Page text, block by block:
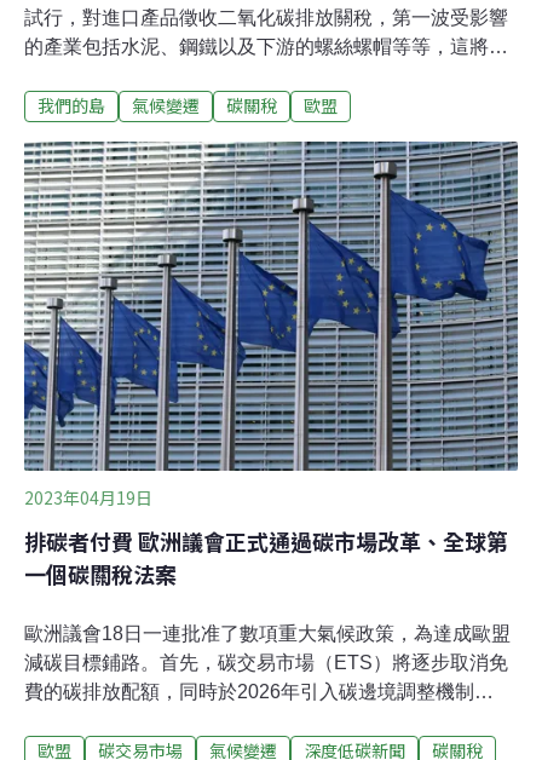
試行，對進口產品徵收二氧化碳排放關稅，第一波受影響
的產業包括水泥、鋼鐵以及下游的螺絲螺帽等等，這將對
開始試行。2023年8月，夏威夷發生有史以來最嚴重野
雨紀錄，紐約市進入緊急狀態；在台灣，2023年上半年南
部面臨嚴重乾旱，嘉南平原三年內二度休耕。因為人為排
碳所帶來的環境成本，正由每個人和下一代埋單。台灣氣
候行動網絡研究中心總監趙家緯引述美國環保署的研究，
排放一噸二氧化碳造成的環境成本，高達190美金（約
5800元台幣）。基於污染者付費，排碳也應該付出代價。
2005年，歐盟啟動全世界規模最大的碳定價制度，對境內
排放源實施總量管制與碳交易。2015年，巴黎氣候協議通
過，在2050年達到淨零碳排成為國際共識，歐盟進一步推
出綠色新政，其
我們的島 氣候變遷 碳關稅 歐盟
2023年04月19日
排碳者付費 歐洲議會正式通過碳市場改革、全球第
一個碳關稅法案
歐洲議會18日一連批准了數項重大氣候政策，為達成歐盟
減碳目標鋪路。首先，碳交易市場（ETS）將逐步取消免
費的碳排放配額，同時於2026年引入碳邊境調整機制
年預計將成立第二個碳交易市場，納入建築與交通碳排
歐盟 碳交易市場 氣候變遷 深度低碳新聞 碳關稅